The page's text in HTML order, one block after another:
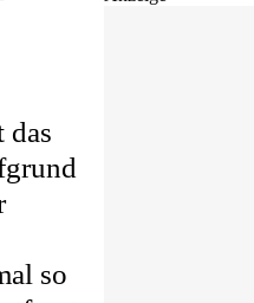
das
so